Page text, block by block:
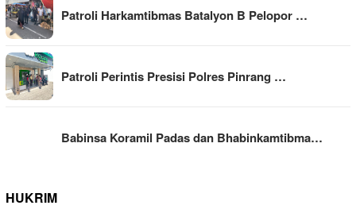
Patroli Harkamtibmas Batalyon B Pelopor …
Patroli Perintis Presisi Polres Pinrang …
Babinsa Koramil Padas dan Bhabinkamtibma…
HUKRIM